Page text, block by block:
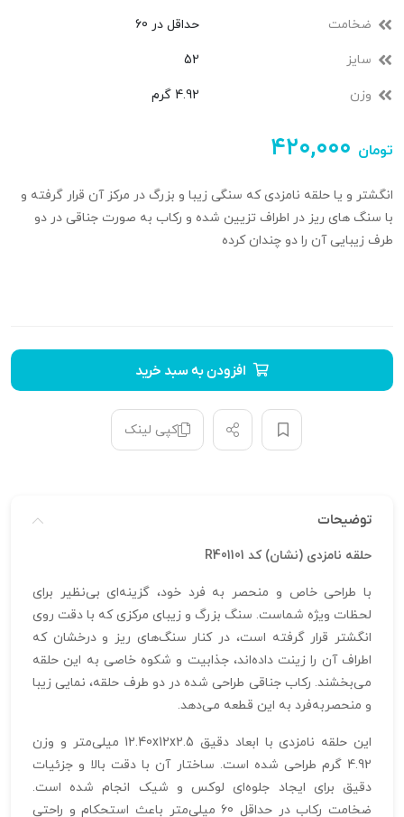
ضخامت حداقل در 60
سایز 52
وزن 4.92 گرم
۴۲۰,۰۰۰ تومان
انگشتر و یا حلقه نامزدی که سنگی زیبا و بزرگ در مرکز آن قرار گرفته و
با سنگ های ریز در اطراف تزیین شده و رکاب به صورت جناقی در دو
طرف زیبایی آن را دو چندان کرده
افزودن به سبد خرید
کپی لینک
توضیحات
حلقه نامزدی (نشان) کد R401101
با طراحی خاص و منحصر به فرد خود، گزینه‌ای بی‌نظیر برای
لحظات ویژه شماست. سنگ بزرگ و زیبای مرکزی که با دقت روی
انگشتر قرار گرفته است، در کنار سنگ‌های ریز و درخشان که
اطراف آن را زینت داده‌اند، جذابیت و شکوه خاصی به این حلقه
می‌بخشند. رکاب جناقی طراحی شده در دو طرف حلقه، نمایی زیبا
و منحصربه‌فرد به این قطعه می‌دهد.
این حلقه نامزدی با ابعاد دقیق 12.40x12x2.5 میلی‌متر و وزن
4.92 گرم طراحی شده است. ساختار آن با دقت بالا و جزئیات
دقیق برای ایجاد جلوه‌ای لوکس و شیک انجام شده است.
ضخامت رکاب در حداقل 60 میلی‌متر باعث استحکام و راحتی